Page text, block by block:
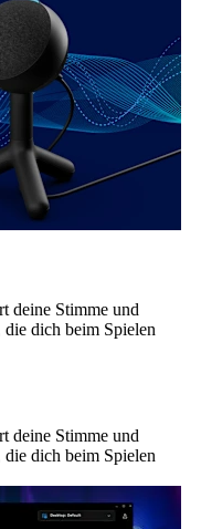
deine Stimme und
die dich beim Spielen
deine Stimme und
die dich beim Spielen